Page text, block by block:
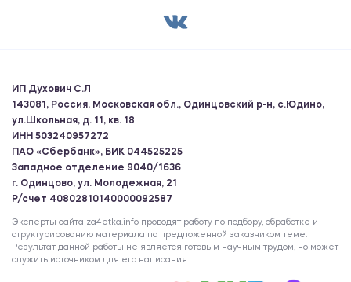
ИП Духович С.Л
143081, Россия, Московская обл., Одинцовский р-н, с.Юдино,
ул.Школьная, д. 11, кв. 18
ИНН 503240957272
ПАО «Сбербанк», БИК 044525225
Западное отделение 9040/1636
г. Одинцово, ул. Молодежная, 21
Р/счет 40802810140000092587
Эксперты сайта za4etka.info проводят работу по подбору, обработке и
структурированию материала по предложенной заказчиком теме.
Результат данной работы не является готовым научным трудом, но может
служить источником для его написания.